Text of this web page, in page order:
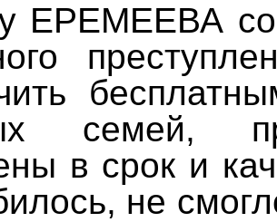
ЕРЕМЕЕВА
семей,
в срок и
не